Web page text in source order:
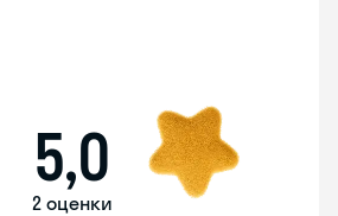
5,0
2 оценки